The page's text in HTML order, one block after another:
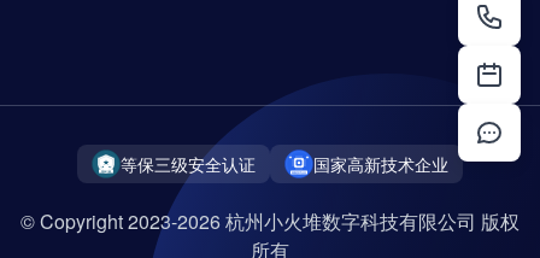
等保三级安全认证 国家高新技术企业
© Copyright 2023-2026 杭州小火堆数字科技有限公司 版权
所有